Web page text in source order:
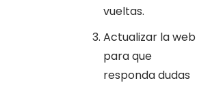
vueltas.
Actualizar la web
para que
responda dudas